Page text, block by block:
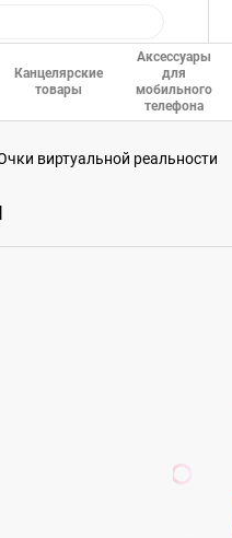
Канцелярские
товары
Аксессуары
для
мобильного
телефона
виртуальной реальности